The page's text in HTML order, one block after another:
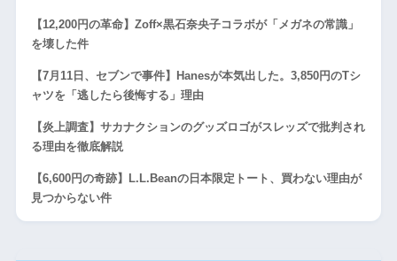
【12,200円の革命】Zoff×黒石奈央子コラボが「メガネの常識」
を壊した件
【7月11日、セブンで事件】Hanesが本気出した。3,850円のTシ
ャツを「逃したら後悔する」理由
【炎上調査】サカナクションのグッズロゴがスレッズで批判され
る理由を徹底解説
【6,600円の奇跡】L.L.Beanの日本限定トート、買わない理由が
見つからない件